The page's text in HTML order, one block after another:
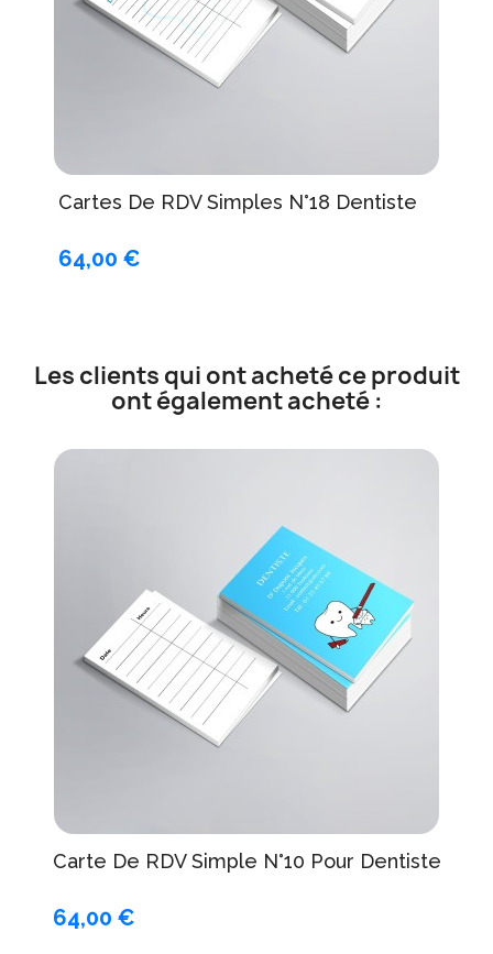
Cartes De RDV Simples N°18 Dentiste
64,00 €
Les clients qui ont acheté ce produit
ont également acheté :
Carte De RDV Simple N°10 Pour Dentiste
64,00 €